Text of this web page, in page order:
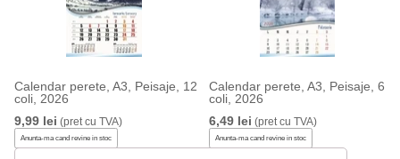
Calendar perete, A3, Peisaje, 12
coli, 2026
9,99 lei (pret cu TVA)
Anunta-ma cand revine in stoc
Calendar perete, A3, Peisaje, 6
coli, 2026
6,49 lei (pret cu TVA)
Anunta-ma cand revine in stoc